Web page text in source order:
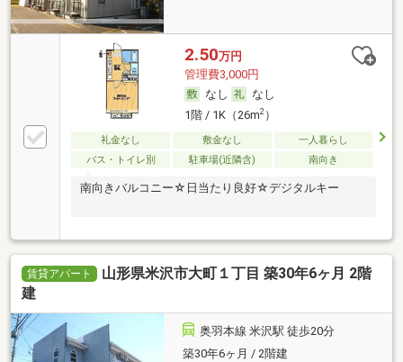
2.50万円
管理費3,000円
なし
なし
1階 / 1K（26m2）
礼金なし 敷金なし
一人暮らし
バス・トイレ別
駐車場(近隣含) 南向き
南向きバルコニー☆日当たり良好☆デジタルキー
賃貸アパート
山形県米沢市大町１丁目 築30年6ヶ月 2階
建
奥羽本線 米沢駅 徒歩20分
築30年6ヶ月 / 2階建